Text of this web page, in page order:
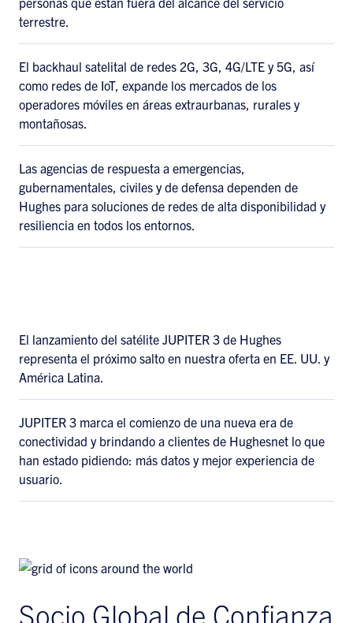
terrestre.
El backhaul satelital de redes 2G, 3G, 4G/LTE y 5G, así
como redes de IoT, expande los mercados de los
operadores móviles en áreas extraurbanas, rurales y
montañosas.
Las agencias de respuesta a emergencias,
gubernamentales, civiles y de defensa dependen de
Hughes para soluciones de redes de alta disponibilidad y
resiliencia en todos los entornos.
El lanzamiento del satélite JUPITER 3 de Hughes
representa el próximo salto en nuestra oferta en EE. UU. y
América Latina.
JUPITER 3 marca el comienzo de una nueva era de
conectividad y brindando a clientes de Hughesnet lo que
han estado pidiendo: más datos y mejor experiencia de
usuario.
Socio Global de Confianza